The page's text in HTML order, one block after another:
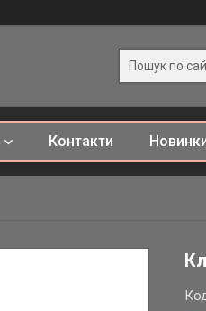
Контакти